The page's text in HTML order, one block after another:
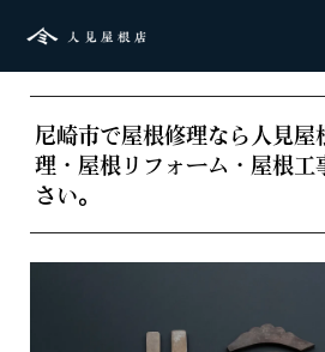
尼崎市で屋根修理なら人見屋
理・屋根リフォーム・屋根工
さい。